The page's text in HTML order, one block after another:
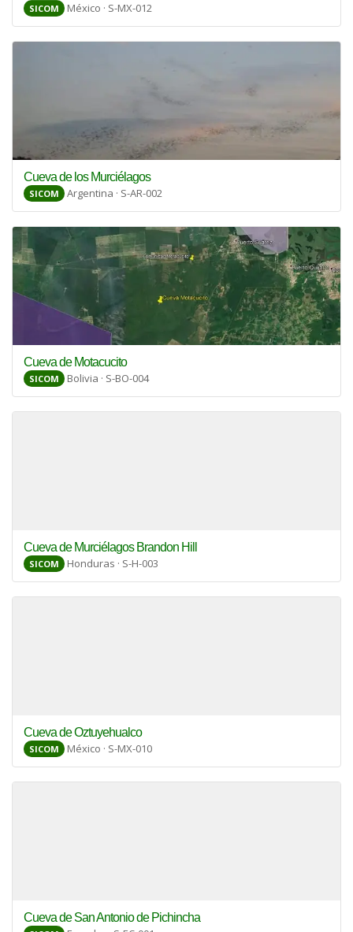
SICOM México · S-MX-012
Cueva de los Murciélagos
SICOM Argentina · S-AR-002
Cueva de Motacucito
SICOM Bolivia · S-BO-004
Cueva de Murciélagos Brandon Hill
SICOM Honduras · S-H-003
Cueva de Oztuyehualco
SICOM México · S-MX-010
Cueva de San Antonio de Pichincha